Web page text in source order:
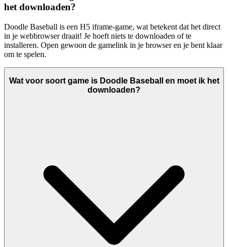
het downloaden?
Doodle Baseball is een H5 iframe-game, wat betekent dat het direct
in je webbrowser draait! Je hoeft niets te downloaden of te
installeren. Open gewoon de gamelink in je browser en je bent klaar
om te spelen.
Wat voor soort game is Doodle Baseball en moet ik het
downloaden?